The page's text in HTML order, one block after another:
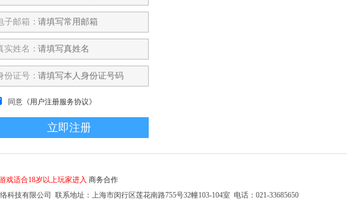
子邮箱：
实姓名：
份证号：
同意 《用户注册服务协议》
戏适合18岁以上玩家进入 商务合作
科技有限公司 联系地址：上海市闵行区莲花南路755号32幢103-104室 电话：021-33685650